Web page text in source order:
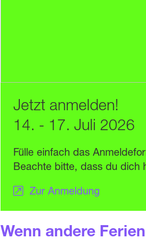
Jetzt anmelden!
14. - 17. Juli 2026
Fülle einfach das
Beachte bitte, dass du dich
Zur Anmeldung
Wenn andere